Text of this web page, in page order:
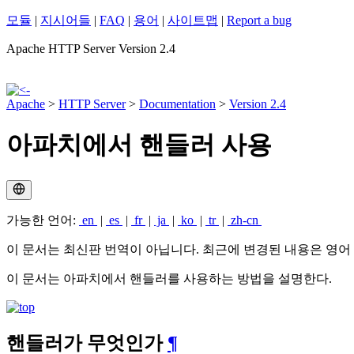
모듈 | 지시어들 | FAQ | 용어 | 사이트맵 | Report a bug
Apache HTTP Server Version 2.4
Apache > HTTP Server> Documentation > Version 2.4
아파치에서 핸들러 사용
가능한 언어: en | es | fr | ja | ko | tr | zh-cn
이 문서는 최신판 번역이 아닙니다. 최근에 변경된 내용은 영
이 문서는 아파치에서 핸들러를 사용하는 방법을 설명한다.
핸들러가 무엇인가 ¶